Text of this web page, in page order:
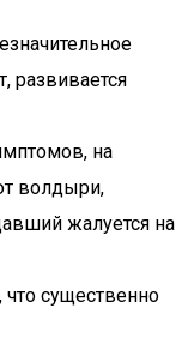
развивается
на
волдыри,
жалуется на
что существенно